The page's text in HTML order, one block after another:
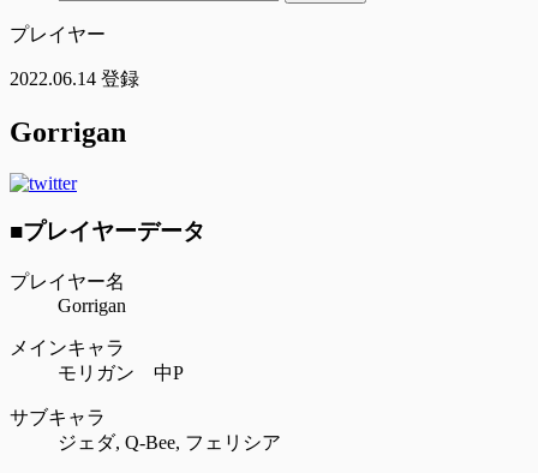
プレイヤー
2022.06.14 登録
Gorrigan
■プレイヤーデータ
プレイヤー名
Gorrigan
メインキャラ
モリガン 中P
サブキャラ
ジェダ, Q-Bee, フェリシア